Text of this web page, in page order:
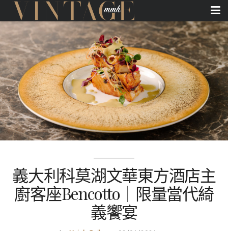
義大利科莫湖文華東方酒店主
廚客座Bencotto｜限量當代綺
義饗宴